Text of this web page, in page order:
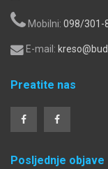
Mobilni: 098/301-
E-mail:
Preatite nas
Posljednje objave